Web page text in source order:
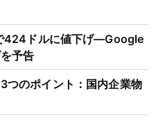
424ドルに値下げ―Google
予告
つのポイント：国内企業物